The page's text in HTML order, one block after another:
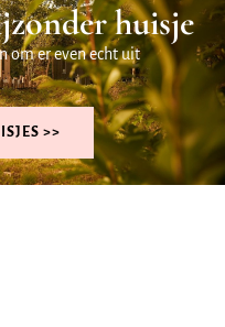
huisje
om er even echt uit
>>